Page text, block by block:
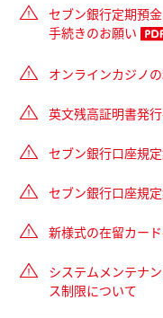
セブン銀行定期預
手続きのお願い
オンラインカジノ
英文残高証明書発
セブン銀行口座規
セブン銀行口座規
新様式の在留カー
システムメンテナ
ス制限について